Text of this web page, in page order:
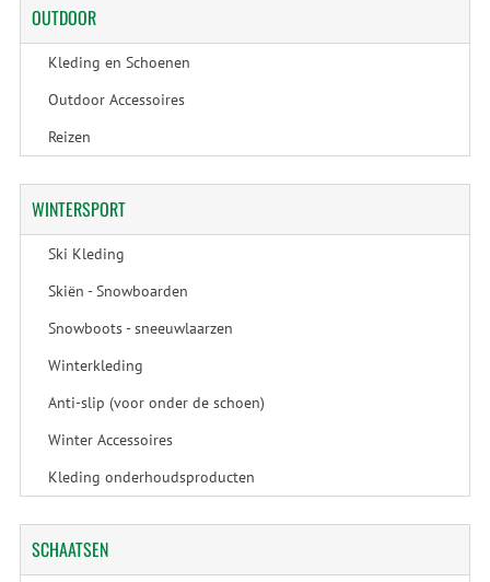
OUTDOOR
Kleding en Schoenen
Outdoor Accessoires
Reizen
WINTERSPORT
Ski Kleding
Skiën - Snowboarden
Snowboots - sneeuwlaarzen
Winterkleding
Anti-slip (voor onder de schoen)
Winter Accessoires
Kleding onderhoudsproducten
SCHAATSEN